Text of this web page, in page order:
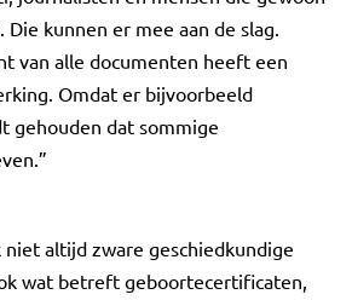
kunnen er mee aan de slag.
van alle documenten heeft een
Omdat er bijvoorbeeld
gehouden dat sommige
altijd zware geschiedkundige
wat betreft geboortecertificaten,